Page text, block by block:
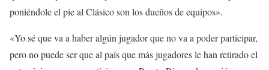
poniéndole el pie al Clásico son los dueños de equipos».
«Yo sé que va a haber algún jugador que no va a poder participar,
pero no puede ser que al país que más jugadores le han retirado el